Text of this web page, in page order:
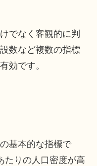
でなく客観的に判
数など複数の指標
効です。
基本的な指標で
たりの人口密度が高